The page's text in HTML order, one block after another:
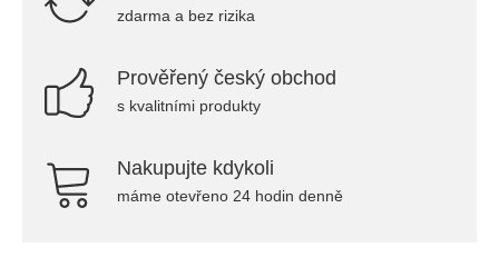
zdarma a bez rizika
Prověřený český obchod
s kvalitními produkty
Nakupujte kdykoli
máme otevřeno 24 hodin denně